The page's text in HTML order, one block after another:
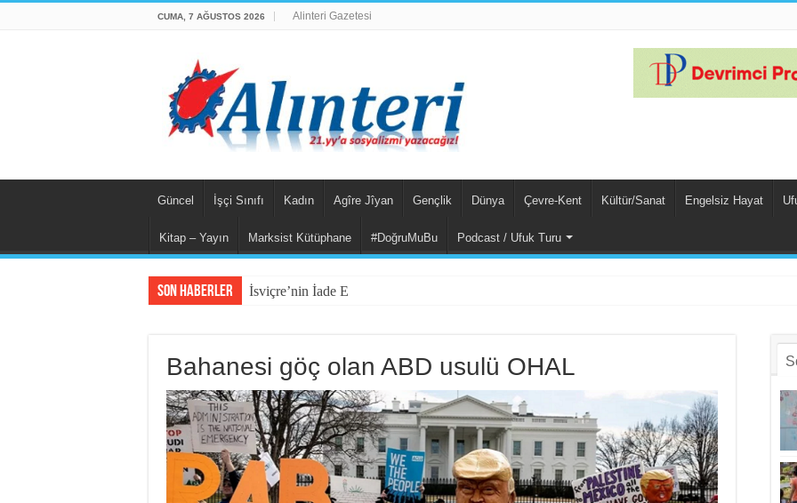
CUMA, 7 AĞUSTOS 2026 Alinteri Gazetesi
Güncel İşçi Sınıfı Kadın Agîre Jîyan Gençlik Dünya Çevre-Kent Kültür/Sanat Engelsiz Hayat
Kitap – Yayın Marksist Kütüphane #DoğruMuBu Podcast / Ufuk Turu
Son Haberler İsviçre’nin İade Ettiği Bahar Yalçınkaya
Bahanesi göç olan ABD usulü OHAL